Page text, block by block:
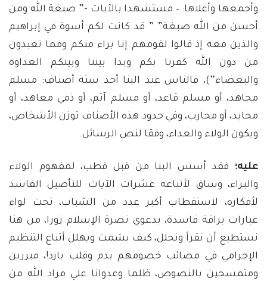
وأجمعها وأعلاها: – مستشهدا بالآيات -” صبغة الله ومن
أحسن من الله صبغة” ” قد كانت لكم أسوة في إبراهيم
والذين معه إذ قالوا لقومهم إنا براء منكم ومما تعبدون
من دون الله كفرنا بكم وبدا بيننا وبينكم العداوة
والبغضاء”)، فالناس عند البنا أحد ستة أصناف: مسلم
مجاهد، أو مسلم قاعد، أو مسلم آثم، أو ذمي معاهد، أو
محايد، أو محارب، وفي حدود هذه الأصناف توزن الأشخاص،
ويكون الولاء والعداء، وفقا لنص الرسائل.
عليه؛ فقد أسس البنا من قبل قطب، لمفهوم الولاء
والبراء، وساق لأتباعه عشرات الآيات للتأصيل الفاسد
لأفكاره، لاستقطاب أكبر عدد من الشباب، تحت لواء
عبارات براقة فاسدة، بدعوي نصرة الإسلام زورا، من هنا
نستطيع أن نقرأ ونحلل، كيف يشمت ويهلل أتباع التنظيم
الإجرامي في مصائب خصومهم بدم وقلب بارد!، مبررين
ومتمسحين بالنصوص، ظلما وعدوانا علي مراد الله من